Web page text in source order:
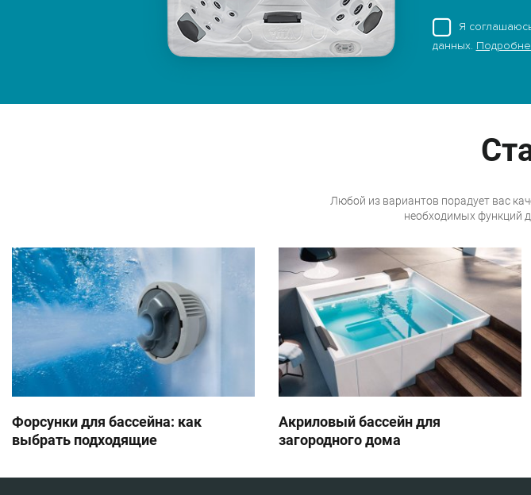
Я
данных.
Любой из вариантов порадует вас
необходимых функций
Форсунки для бассейна: как
выбрать подходящие
Акриловый бассейн для
загородного дома